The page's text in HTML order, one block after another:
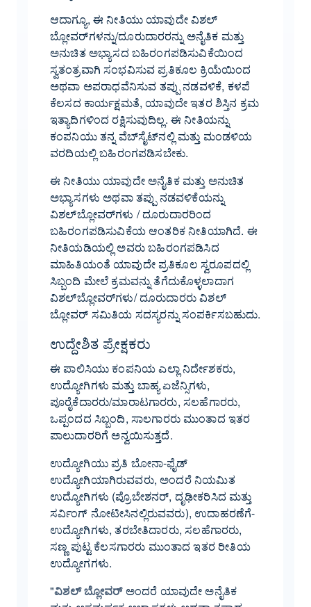
ಆದಾಗ್ಯೂ, ಈ ನೀತಿಯು ಯಾವುದೇ ವಿಶಲ್
ಬ್ಲೋವರ್‌ಗಳನ್ನು/ದೂರುದಾರರನ್ನು ಅನೈತಿಕ ಮತ್ತು
ಅನುಚಿತ ಅಭ್ಯಾಸದ ಬಹಿರಂಗಪಡಿಸುವಿಕೆಯಿಂದ
ಸ್ವತಂತ್ರವಾಗಿ ಸಂಭವಿಸುವ ಪ್ರತಿಕೂಲ ಕ್ರಿಯೆಯಿಂದ
ಅಥವಾ ಅಪರಾಧವೆನಿಸುವ ತಪ್ಪು ನಡವಳಿಕೆ, ಕಳಪೆ
ಕೆಲಸದ ಕಾರ್ಯಕ್ಷಮತೆ, ಯಾವುದೇ ಇತರ ಶಿಸ್ತಿನ ಕ್ರಮ
ಇತ್ಯಾದಿಗಳಿಂದ ರಕ್ಷಿಸುವುದಿಲ್ಲ. ಈ ನೀತಿಯನ್ನು
ಕಂಪನಿಯು ತನ್ನ ವೆಬ್‌ಸೈಟ್‌ನಲ್ಲಿ ಮತ್ತು ಮಂಡಳಿಯ
ವರದಿಯಲ್ಲಿ ಬಹಿರಂಗಪಡಿಸಬೇಕು.
ಈ ನೀತಿಯು ಯಾವುದೇ ಅನೈತಿಕ ಮತ್ತು ಅನುಚಿತ
ಅಭ್ಯಾಸಗಳು ಅಥವಾ ತಪ್ಪು ನಡವಳಿಕೆಯನ್ನು
ವಿಶಲ್‌ಬ್ಲೋವರ್‌ಗಳು / ದೂರುದಾರರಿಂದ
ಬಹಿರಂಗಪಡಿಸುವಿಕೆಯ ಆಂತರಿಕ ನೀತಿಯಾಗಿದೆ. ಈ
ನೀತಿಯಡಿಯಲ್ಲಿ ಅವರು ಬಹಿರಂಗಪಡಿಸಿದ
ಮಾಹಿತಿಯಂತೆ ಯಾವುದೇ ಪ್ರತಿಕೂಲ ಸ್ವರೂಪದಲ್ಲಿ
ಸಿಬ್ಬಂದಿ ಮೇಲೆ ಕ್ರಮವನ್ನು ತೆಗೆದುಕೊಳ್ಳಲಾದಾಗ
ವಿಶಲ್‌ಬ್ಲೋವರ್‌ಗಳು/ ದೂರುದಾರರು ವಿಶಲ್‌
ಬ್ಲೋವರ್ ಸಮಿತಿಯ ಸದಸ್ಯರನ್ನು ಸಂಪರ್ಕಿಸಬಹುದು.
ಉದ್ದೇಶಿತ ಪ್ರೇಕ್ಷಕರು
ಈ ಪಾಲಿಸಿಯು ಕಂಪನಿಯ ಎಲ್ಲಾ ನಿರ್ದೇಶಕರು,
ಉದ್ಯೋಗಿಗಳು ಮತ್ತು ಬಾಹ್ಯ ಏಜೆನ್ಸಿಗಳು,
ಪೂರೈಕೆದಾರರು/ಮಾರಾಟಗಾರರು, ಸಲಹೆಗಾರರು,
ಒಪ್ಪಂದದ ಸಿಬ್ಬಂದಿ, ಸಾಲಗಾರರು ಮುಂತಾದ ಇತರ
ಪಾಲುದಾರರಿಗೆ ಅನ್ವಯಿಸುತ್ತದೆ.
ಉದ್ಯೋಗಿಯು ಪ್ರತಿ ಬೋನಾ-ಫೈಡ್
ಉದ್ಯೋಗಿಯಾಗಿರುವವರು, ಅಂದರೆ ನಿಯಮಿತ
ಉದ್ಯೋಗಿಗಳು (ಪ್ರೊಬೇಶನರ್, ದೃಢೀಕರಿಸಿದ ಮತ್ತು
ಸರ್ವಿಂಗ್ ನೋಟೀಸಿನಲ್ಲಿರುವವರು), ಉದಾಹರಣೆಗೆ-
ಉದ್ಯೋಗಿಗಳು, ತರಬೇತಿದಾರರು, ಸಲಹೆಗಾರರು,
ಸಣ್ಣ ಪುಟ್ಟ ಕೆಲಸಗಾರರು ಮುಂತಾದ ಇತರ ರೀತಿಯ
ಉದ್ಯೋಗಗಳು.
"ವಿಶಲ್ ಬ್ಲೋವರ್ಅಂದರೆ ಯಾವುದೇ ಅನೈತಿಕ